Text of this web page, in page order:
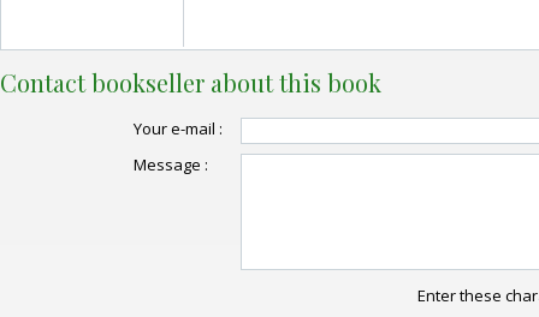
Contact bookseller about this book
Your e-mail :
Message :
Enter these